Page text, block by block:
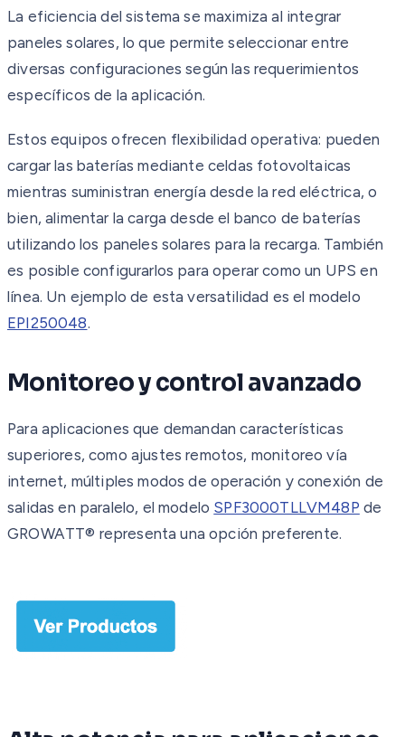
La eficiencia del sistema se maximiza al integrar
paneles solares, lo que permite seleccionar entre
diversas configuraciones según las requerimientos
específicos de la aplicación.
Estos equipos ofrecen flexibilidad operativa: pueden
cargar las baterías mediante celdas fotovoltaicas
mientras suministran energía desde la red eléctrica, o
bien, alimentar la carga desde el banco de baterías
utilizando los paneles solares para la recarga. También
es posible configurarlos para operar como un UPS en
línea. Un ejemplo de esta versatilidad es el modelo
EPI250048.
Monitoreo y control avanzado
Para aplicaciones que demandan características
superiores, como ajustes remotos, monitoreo vía
internet, múltiples modos de operación y conexión de
salidas en paralelo, el modelo SPF3000TLLVM48P de
GROWATT® representa una opción preferente.